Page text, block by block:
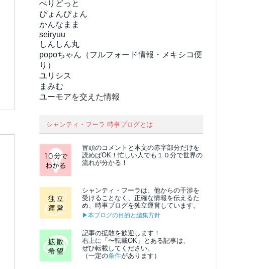
ぺりどっと
ぴょんぴょん
かんなまま
seiryuu
しんしん丸
popoちゃん（フルフォード情報・メキシコ便
り）
ユリシス
まみむ
ユーモアを交えた情報
シャンティ・フーラ 時事ブログとは
冒頭のコメントと本文の赤字部分だけを
読めばOK！忙しい人でも１０分で世界の
流れが分かる！
シャンティ・フーラは、他からの干渉を
受けることなく、正確な情報を伝えるた
め、時事ブログを独立運営しています。
▶本ブログの目的と編集方針
記事の拡散を歓迎します！
右上に「〜転載OK」とある記事は、
ぜひ転載してください。
（一定の条件があります）